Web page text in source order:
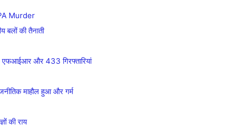
Murder
की तैनाती
और 433 गिरफ्तारियां
माहौल हुआ और गर्म
की राय